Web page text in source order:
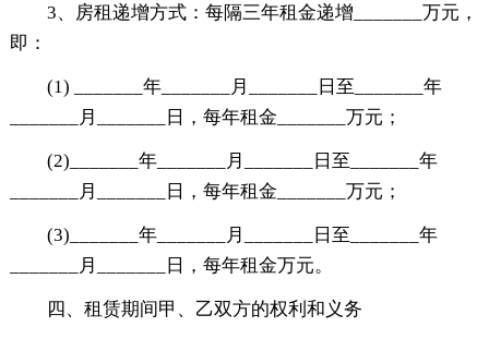
3、房租递增方式：每隔三年租金递增_______万元，
即：
(1) _______年_______月_______日至_______年
_______月_______日，每年租金_______万元；
(2)_______年_______月_______日至_______年
_______月_______日，每年租金_______万元；
(3)_______年_______月_______日至_______年
_______月_______日，每年租金万元。
四、租赁期间甲、乙双方的权利和义务